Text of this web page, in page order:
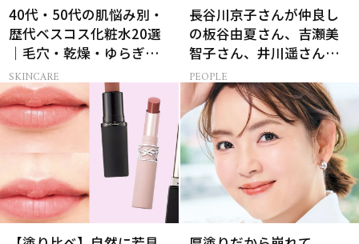
40代・50代の肌悩み別・
歴代ベスコス化粧水20選
｜毛穴・乾燥・ゆらぎな
ど
SKINCARE
長谷川京子さんが仲良し
の板谷由夏さん、吉瀬美
智子さん、井川遥さんと
集まる理由は…
PEOPLE